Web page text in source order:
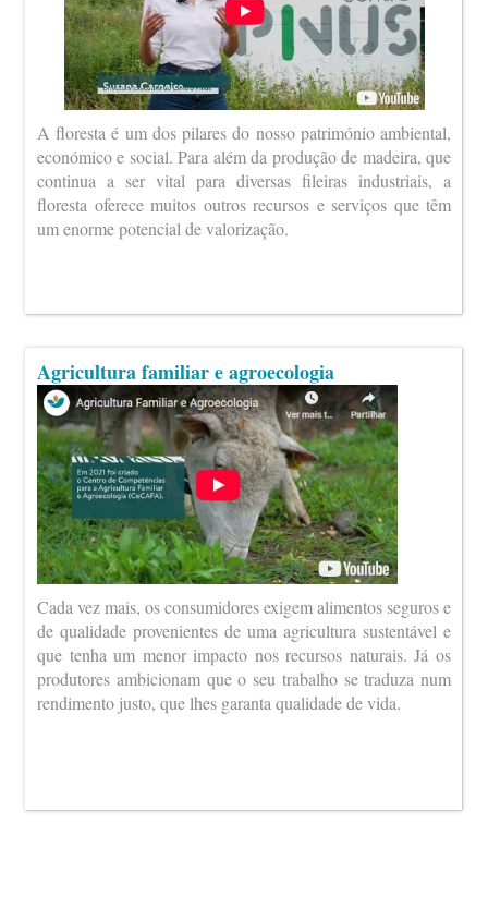
A floresta é um dos pilares do nosso património ambiental,
económico e social. Para além da produção de madeira, que
continua a ser vital para diversas fileiras industriais, a
floresta oferece muitos outros recursos e serviços que têm
um enorme potencial de valorização.
Agricultura familiar e agroecologia
Cada vez mais, os consumidores exigem alimentos seguros e
de qualidade provenientes de uma agricultura sustentável e
que tenha um menor impacto nos recursos naturais. Já os
produtores ambicionam que o seu trabalho se traduza num
rendimento justo, que lhes garanta qualidade de vida.